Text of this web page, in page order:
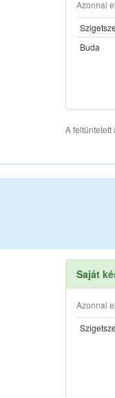
Azonnal
Buda
A feltüntetett
Saját
Azonnal